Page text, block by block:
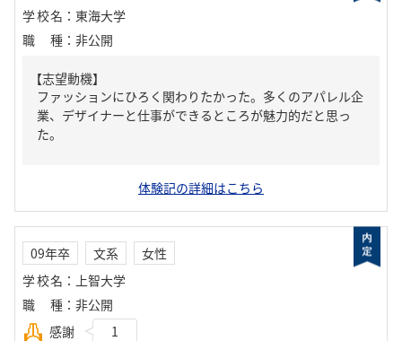
学校名 ： 東海大学
職種 ： 非公開
【志望動機】
ファッションにひろく関わりたかった。多くのアパレル企
業、デザイナーと仕事ができるところが魅力的だと思っ
た。
体験記の詳細はこちら
09年卒 文系
女性
学校名 ： 上智大学
職種 ： 非公開
感謝
1